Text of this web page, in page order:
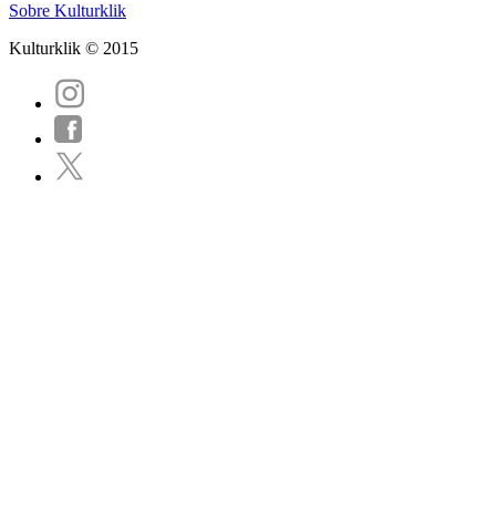
Sobre Kulturklik
Kulturklik © 2015